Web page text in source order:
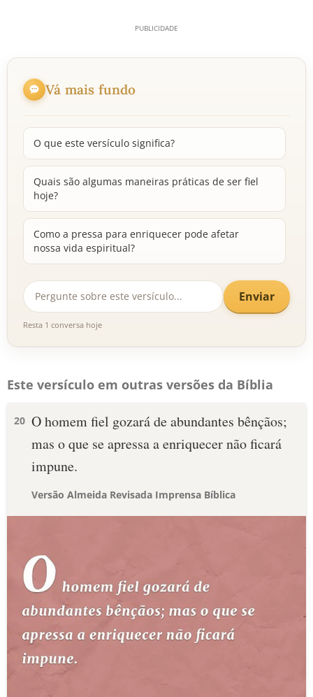
Vá mais fundo
O que este versículo significa?
Quais são algumas maneiras práticas de ser fiel
hoje?
Como a pressa para enriquecer pode afetar
nossa vida espiritual?
Enviar
Resta 1 conversa hoje
Este versículo em outras versões da Bíblia
20 O homem fiel gozará de abundantes bênçãos;
mas o que se apressa a enriquecer não ficará
impune.
Versão Almeida Revisada Imprensa Bíblica